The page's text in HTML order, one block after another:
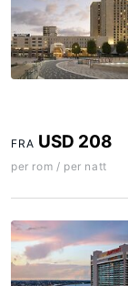
FRA USD 208
per rom / per natt